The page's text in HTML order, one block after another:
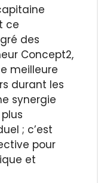
ce
des
Concept2,
meilleure
durant les
synergie
; c’est
pour
et